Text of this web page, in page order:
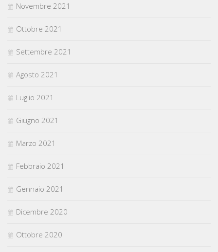
Novembre 2021
Ottobre 2021
Settembre 2021
Agosto 2021
Luglio 2021
Giugno 2021
Marzo 2021
Febbraio 2021
Gennaio 2021
Dicembre 2020
Ottobre 2020